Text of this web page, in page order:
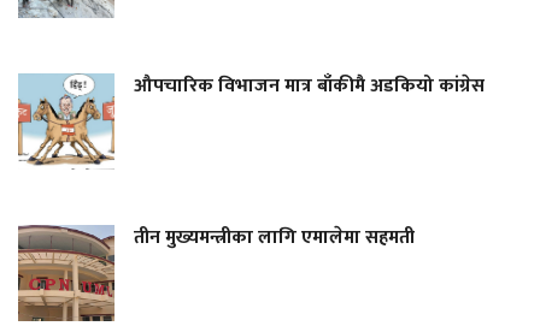
औपचारिक विभाजन मात्र बाँकीमै अडकियो कांग्रेस
तीन मुख्यमन्त्रीका लागि एमालेमा सहमती